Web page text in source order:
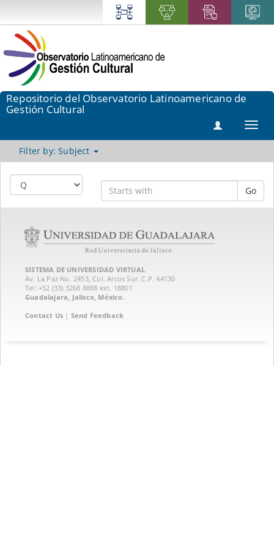
Repositorio del Observatorio Latinoamericano de
Gestión Cultural
Filter by: Subject
Go
SISTEMA DE UNIVERSIDAD VIRTUAL
Av. La Paz No. 2453, Col. Arcos Sur. C.P. 44130
Tel: +52 (33) 3268 8888‏ ext. 18801
Guadalajara, Jalisco, México.
Contact Us | Send Feedback